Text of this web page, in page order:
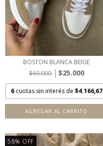
BOSTON BLANCA BEIGE
$60.000
$25.000
6 cuotas sin interés de $4.166,67
AGREGAR AL CARRITO
58% OFF